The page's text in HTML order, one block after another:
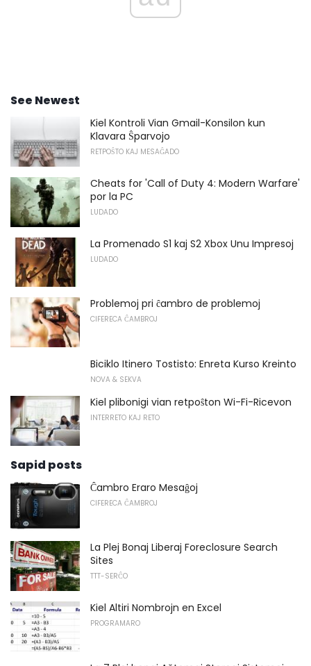
See Newest
Kiel Kontroli Vian Gmail-Konsilon kun
Klavara Ŝparvojo
RETPOŜTO KAJ MESAĜADO
Cheats for 'Call of Duty 4: Modern Warfare'
por la PC
LUDADO
La Promenado S1 kaj S2 Xbox Unu Impresoj
LUDADO
Problemoj pri ĉambro de problemoj
CIFERECA ĈAMBROJ
Biciklo Itinero Tostisto: Enreta Kurso Kreinto
NOVA & SEKVA
Kiel plibonigi vian retpoŝton Wi-Fi-Ricevon
INTERRETO KAJ RETO
Sapid posts
Ĉambro Eraro Mesaĝoj
CIFERECA ĈAMBROJ
La Plej Bonaj Liberaj Foreclosure Search
Sites
TTT-SERĈO
Kiel Altiri Nombrojn en Excel
PROGRAMARO